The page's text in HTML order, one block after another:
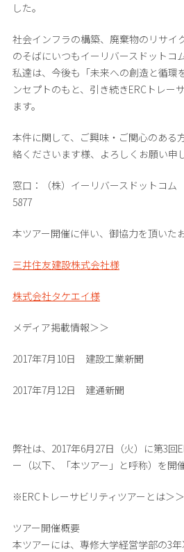
した。
社会インフラの構築、廃棄物のリサイ
のそばにいつもイーリバースドットコ
私達は、今後も「未来への創造と循環
ンセプトのもと、引き続きERCトレー
ます。
本件に関して、ご興味・ご関心のある
絡くださいます様、よろしくお願い申
窓口：（株）イーリバースドットコ
5877
本ツアー開催に伴い、御協力を頂いた
三井住友建設株式会社様
株式会社タケエイ様
メディア掲載情報＞＞
2017年7月10日 建設工業新聞
2017年7月12日 建通新聞
弊社は、2017年6月27日（火）に第3回
ー（以下、「本ツアー」と呼称）を開
※ERCトレーサビリティツアーとは＞＞
ツアー開催概要
本ツアーには、専修大学経営学部の3